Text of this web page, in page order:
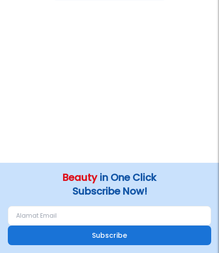
Beautyin One Click
Subscribe Now!
Subscribe